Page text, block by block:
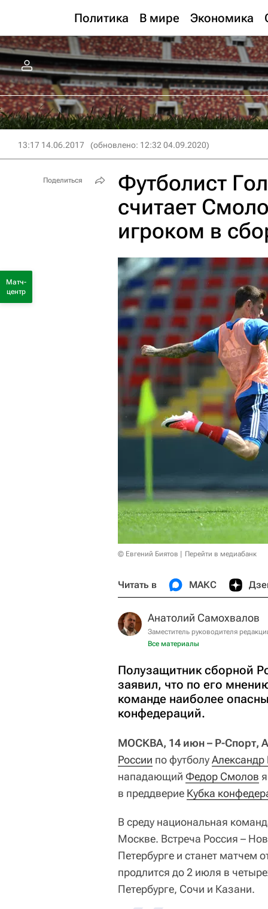
Политика В мире Экономика
13:17 14.06.2017 (обновлено: 12:32 04.09.2020)
Футболист
считает
игроком в
© Евгений Биятов Перейти в медиабанк
Читать в МАКС
Анатолий Самохвалов
Заместитель руководителя
Все материалы
Полузащитник сборной
заявил, что по его
команде наиболее
конфедераций.
МОСКВА, 14 июн – Р-Спорт,
России по футболуАлександр
нападающий Федор Смолов
в преддверие Кубка
В среду национальная
Москве. Встреча Россия –
Петербурге и станет матчем
продлится до 2 июля в
Петербурге, Сочи и Казани.
Поделиться
Матч-
центр